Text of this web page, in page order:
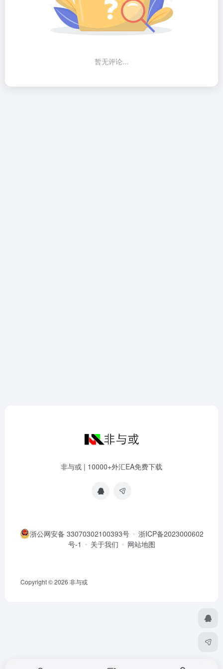
暂无评论...
非与或 | 10000+外汇EA免费下载
浙公网安备 33070302100393号
浙ICP备2023000602
号-1
关于我们 网站地图
Copyright © 2026 非与或